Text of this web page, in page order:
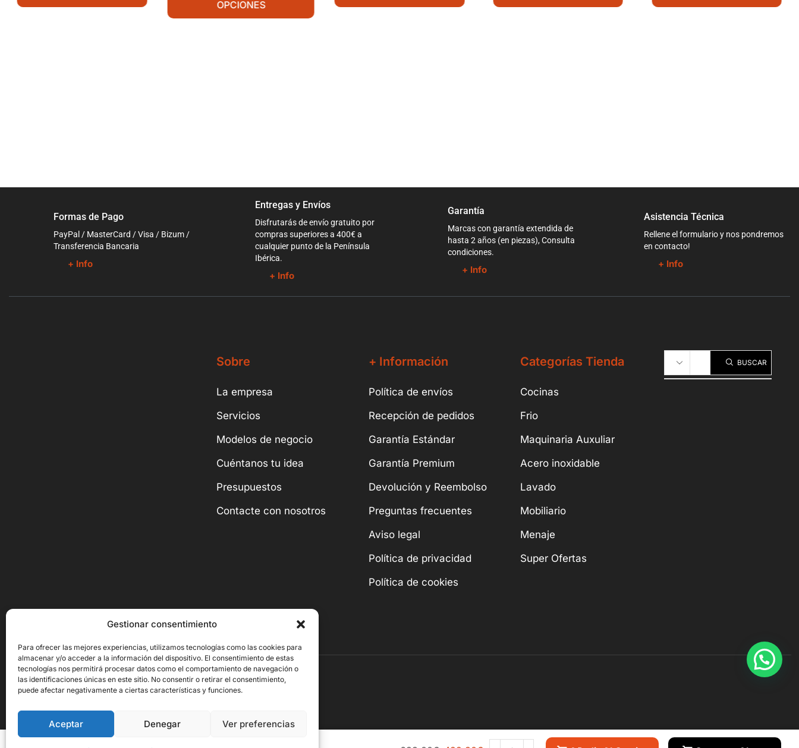
Gestionar consentimiento
Para ofrecer las mejores experiencias, utilizamos tecnologías como las cookies para
almacenar y/o acceder a la información del dispositivo. El consentimiento de estas
tecnologías nos permitirá procesar datos como el comportamiento de navegación o
las identificaciones únicas en este sitio. No consentir o retirar el consentimiento,
puede afectar negativamente a ciertas características y funciones.
Aceptar Denegar Ver preferencias
OPCIONES
Formas de Pago
PayPal / MasterCard / Visa / Bizum /
Transferencia Bancaria
+ Info
Entregas y Envíos
Disfrutarás de envío gratuito por
compras superiores a 400€ a
cualquier punto de la Península
Ibérica.
+ Info
Garantía
Marcas con garantía extendida de
hasta 2 años (en piezas), Consulta
condiciones.
+ Info
Asistencia Técnica
Rellene el formulario y nos pondremos
en contacto!
+ Info
Sobre
La empresa
Servicios
Modelos de negocio
Cuéntanos tu idea
Presupuestos
Contacte con nosotros
+ Información
Política de envíos
Recepción de pedidos
Garantía Estándar
Garantía Premium
Devolución y Reembolso
Preguntas frecuentes
Aviso legal
Política de privacidad
Política de cookies
Categorías Tienda
Cocinas
Frio
Maquinaria Auxuliar
Acero inoxidable
Lavado
Mobiliario
Menaje
Super Ofertas
BUSCAR
Copyright © 2026 Ornito Hostelería